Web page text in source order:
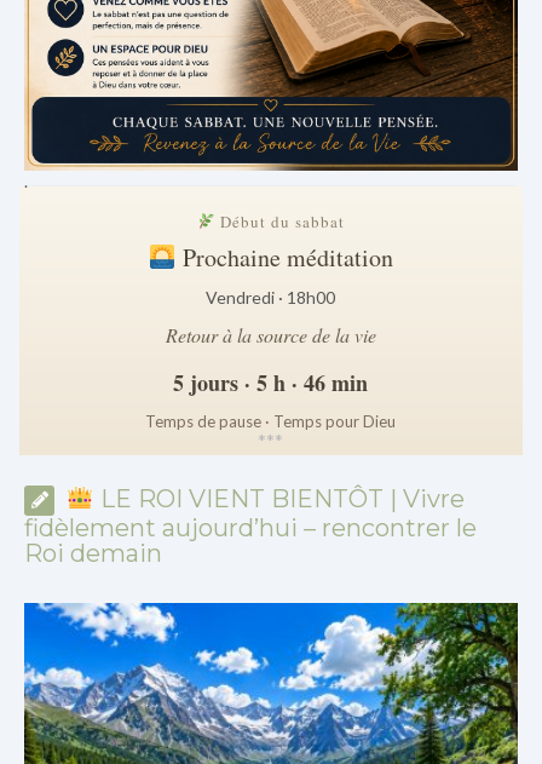
.
Début du sabbat
Prochaine méditation
Vendredi · 18h00
Retour à la source de la vie
5 jours · 5 h · 46 min
Temps de pause · Temps pour Dieu
***
LE ROI VIENT BIENTÔT | Vivre
fidèlement aujourd’hui – rencontrer le
Roi demain